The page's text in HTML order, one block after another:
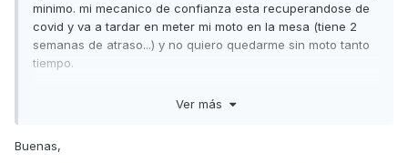
minimo. mi mecanico de confianza esta recuperandose de
covid y va a tardar en meter mi moto en la mesa (tiene 2
semanas de atraso...) y no quiero quedarme sin moto tanto
tiempo.
mayor problema, de ahi en adelante se "complica".
sacando la tapa, podria ver algo de lo que indicas?
Ver más
Buenas,